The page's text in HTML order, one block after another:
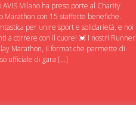
AVIS Milano ha preso porte al Charity
Marathon con 15 staffette benefiche.
per unire sport e solidarietà, e noi
a correre con il cuore! 💓 I nostri Runner
Marathon, il format che permette di
ufficiale di gara […]